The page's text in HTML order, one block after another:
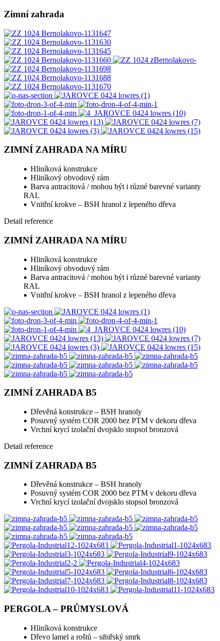
Zimní zahrada
ZIMNÍ ZAHRADA NA MÍRU
Hliníková konstrukce
Hliníkový obvodový rám
Barva antracitová / mohou být i různé barevné varianty
RAL
Vnitřní krokve – BSH hranol z lepeného dřeva
Detail reference
ZIMNÍ ZAHRADA NA MÍRU
Hliníková konstrukce
Hliníkový obvodový rám
Barva antracitová / mohou být i různé barevné varianty
RAL
Vnitřní krokve – BSH hranol z lepeného dřeva
ZIMNÍ ZAHRADA B5
Dřevěná konstrukce – BSH hranoly
Posuvný systém COR 2000 bez PTM v dekoru dřeva
Vrchní krycí izolační dvojsklo stopsol bronzová
Detail reference
ZIMNÍ ZAHRADA B5
Dřevěná konstrukce – BSH hranoly
Posuvný systém COR 2000 bez PTM v dekoru dřeva
Vrchní krycí izolační dvojsklo stopsol bronzová
PERGOLA – PRŮMYSLOVÁ
Hliníková konstrukce
Dřevo lamel a roštů – sibiřský smrk